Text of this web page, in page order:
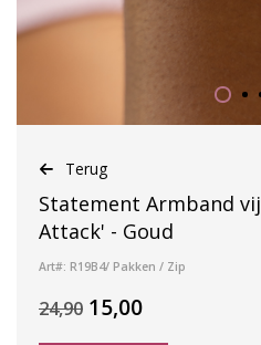
Terug
Statement Armband
Attack' - Goud
Art#: R19B4/ Pakken / Zip
24,90 15,00